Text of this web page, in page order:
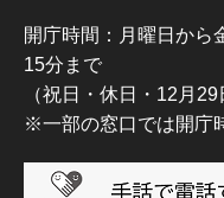
開庁時間：月曜日から
15分まで
（祝日・休日・12月
※一部の窓口では開庁